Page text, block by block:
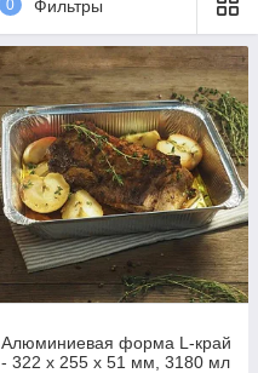
0 Фильтры
Алюминиевая форма L-край
- 322 х 255 х 51 мм, 3180 мл